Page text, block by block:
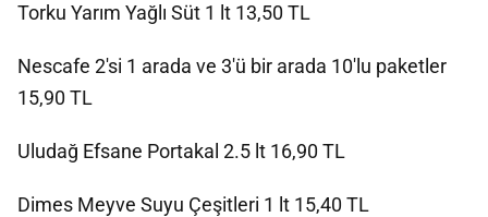
Torku Yarım Yağlı Süt 1 lt 13,50 TL
Nescafe 2'si 1 arada ve 3'ü bir arada 10'lu paketler
15,90 TL
Uludağ Efsane Portakal 2.5 lt 16,90 TL
Dimes Meyve Suyu Çeşitleri 1 lt 15,40 TL